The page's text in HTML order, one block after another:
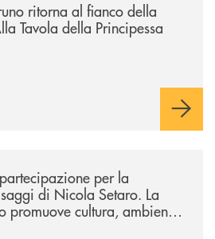
ritorna al fianco della
Tavola della Principessa
per la
di Nicola Setaro. La
promuove cultura, ambiente